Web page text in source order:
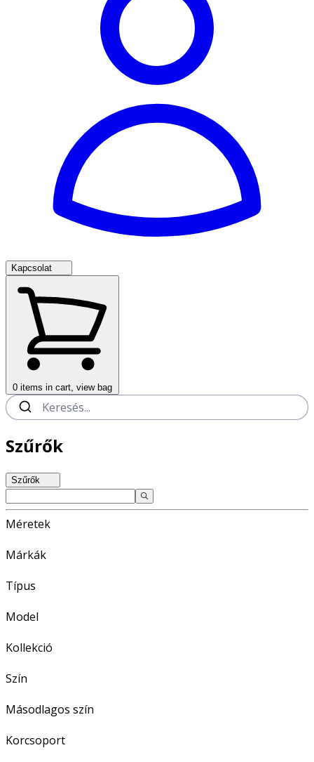
Kapcsolat
0 items in cart, view bag
Szűrők
Szűrők
Méretek
Márkák
Típus
Model
Kollekció
Szín
Másodlagos szín
Korcsoport